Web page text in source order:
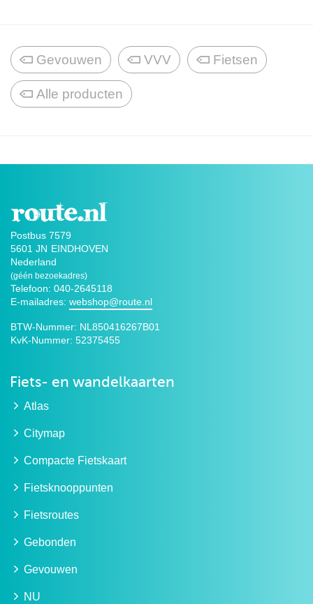
Gevouwen VVV Fietsen
Alle producten
Postbus 7579
5601 JN EINDHOVEN
Nederland
(géén bezoekadres)
Telefoon: 040-2645118
E-mailadres: webshop@route.nl
BTW-Nummer: NL850416267B01
KvK-Nummer: 52375455
Fiets- en wandelkaarten
Atlas
Citymap
Compacte Fietskaart
Fietsknooppunten
Fietsroutes
Gebonden
Gevouwen
NU